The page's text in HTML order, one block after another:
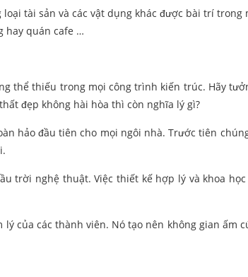
tài sản và các vật dụng khác được bài trí trong
hay quán cafe …
thể thiếu trong mọi công trình kiến trúc. Hãy
đẹp không hài hòa thì còn nghĩa lý gì?
hảo đầu tiên cho mọi ngôi nhà. Trước tiên
trời nghệ thuật. Việc thiết kế hợp lý và khoa
của các thành viên. Nó tạo nên không gian ấm